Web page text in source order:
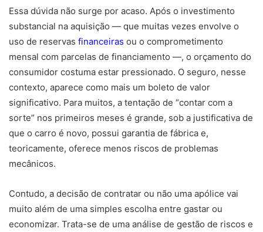
Essa dúvida não surge por acaso. Após o investimento
substancial na aquisição — que muitas vezes envolve o
uso de reservas financeiras ou o comprometimento
mensal com parcelas de financiamento —, o orçamento do
consumidor costuma estar pressionado. O seguro, nesse
contexto, aparece como mais um boleto de valor
significativo. Para muitos, a tentação de “contar com a
sorte” nos primeiros meses é grande, sob a justificativa de
que o carro é novo, possui garantia de fábrica e,
teoricamente, oferece menos riscos de problemas
mecânicos.
Contudo, a decisão de contratar ou não uma apólice vai
muito além de uma simples escolha entre gastar ou
economizar. Trata-se de uma análise de gestão de riscos e